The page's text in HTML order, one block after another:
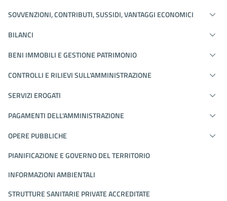
SOVVENZIONI, CONTRIBUTI, SUSSIDI, VANTAGGI ECONOMICI
BILANCI
BENI IMMOBILI E GESTIONE PATRIMONIO
CONTROLLI E RILIEVI SULL'AMMINISTRAZIONE
SERVIZI EROGATI
PAGAMENTI DELL'AMMINISTRAZIONE
OPERE PUBBLICHE
PIANIFICAZIONE E GOVERNO DEL TERRITORIO
INFORMAZIONI AMBIENTALI
STRUTTURE SANITARIE PRIVATE ACCREDITATE